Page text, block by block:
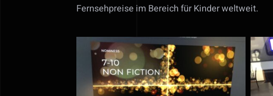
Fernsehpreise im Bereich für Kinder weltweit.